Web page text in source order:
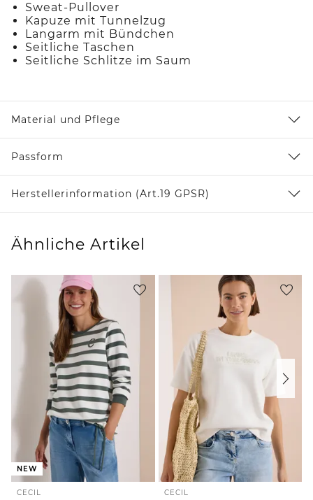
Sweat-Pullover
Kapuze mit Tunnelzug
Langarm mit Bündchen
Seitliche Taschen
Seitliche Schlitze im Saum
Material und Pflege
Passform
Herstellerinformation (Art.19 GPSR)
Ähnliche Artikel
NEW
CECIL CECIL